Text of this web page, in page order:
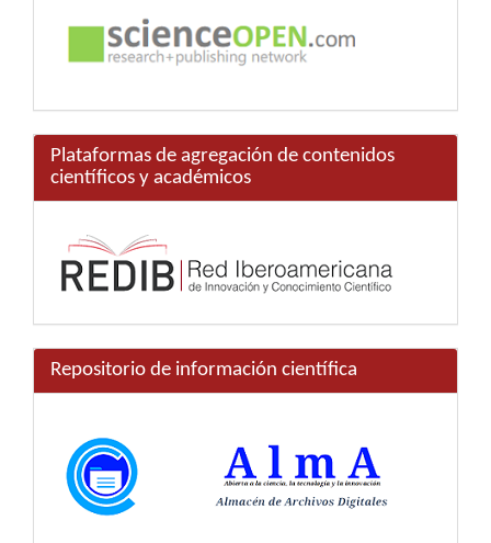
Plataformas de agregación de contenidos
científicos y académicos
Repositorio de información científica